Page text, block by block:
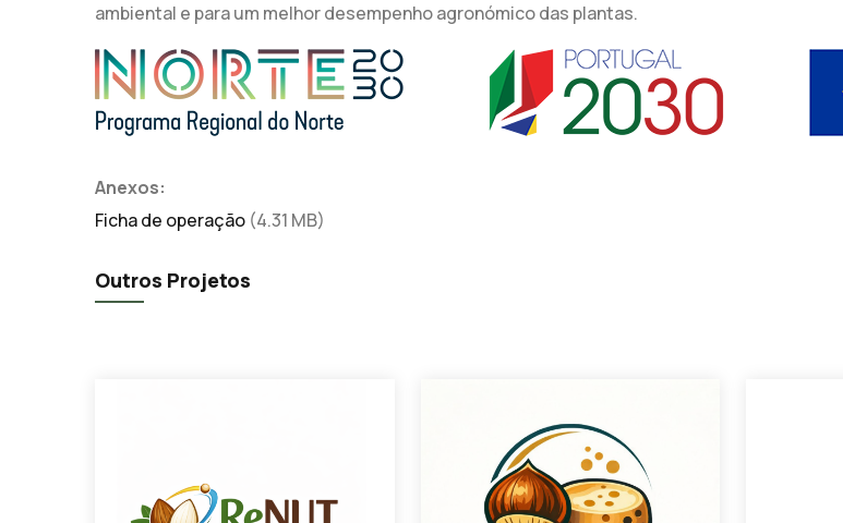
ambiental e para um melhor desempenho agronómico das plantas.
Anexos:
Ficha de operação (4.31 MB)
Outros Projetos